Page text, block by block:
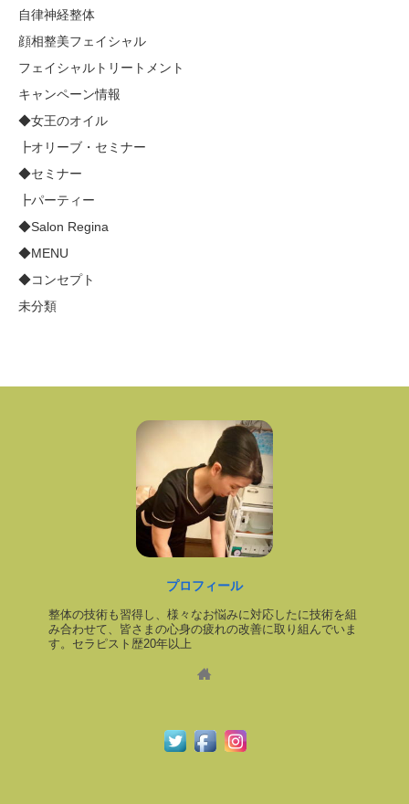
自律神経整体
顔相整美フェイシャル
フェイシャルトリートメント
キャンペーン情報
◆女王のオイル
┣オリーブ・セミナー
◆セミナー
┣パーティー
◆Salon Regina
◆MENU
◆コンセプト
未分類
プロフィール
整体の技術も習得し、様々なお悩みに対応したに技術を組
み合わせて、皆さまの心身の疲れの改善に取り組んでいま
す。セラピスト歴20年以上